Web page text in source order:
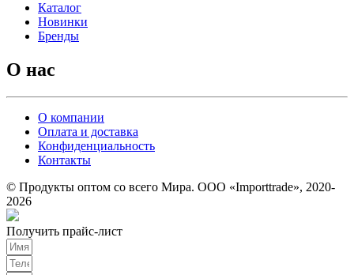
Каталог
Новинки
Бренды
О нас
О компании
Оплата и доставка
Конфиденциальность
Контакты
© Продукты оптом со всего Мира. ООО «Importtrade», 2020-
2026
Получить прайс-лист